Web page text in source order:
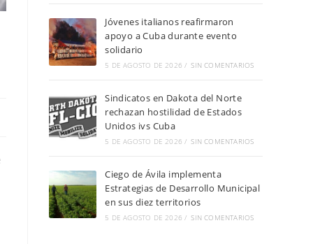
Jóvenes italianos reafirmaron
apoyo a Cuba durante evento
solidario
5 DE AGOSTO DE 2026 / SIN COMENTARIOS
Sindicatos en Dakota del Norte
rechazan hostilidad de Estados
Unidos ivs Cuba
5 DE AGOSTO DE 2026 / SIN COMENTARIOS
Ciego de Ávila implementa
Estrategias de Desarrollo Municipal
en sus diez territorios
5 DE AGOSTO DE 2026 / SIN COMENTARIOS